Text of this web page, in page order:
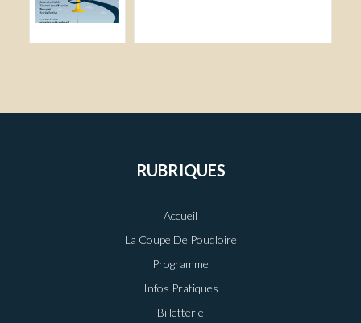
RUBRIQUES
Accueil
La Coupe De Poudloire
Programme
Infos Pratiques
Billetterie